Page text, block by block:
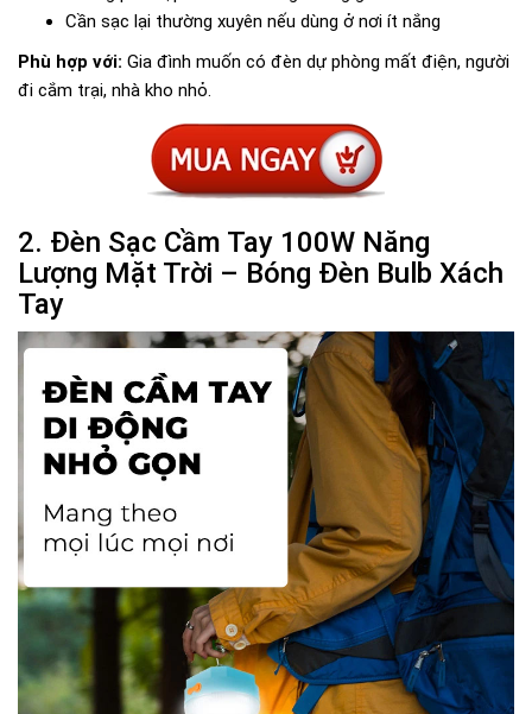
Cần sạc lại thường xuyên nếu dùng ở nơi ít nắng
Phù hợp với: Gia đình muốn có đèn dự phòng mất điện, người
đi cắm trại, nhà kho nhỏ.
2. Đèn Sạc Cầm Tay 100W Năng
Lượng Mặt Trời – Bóng Đèn Bulb Xách
Tay